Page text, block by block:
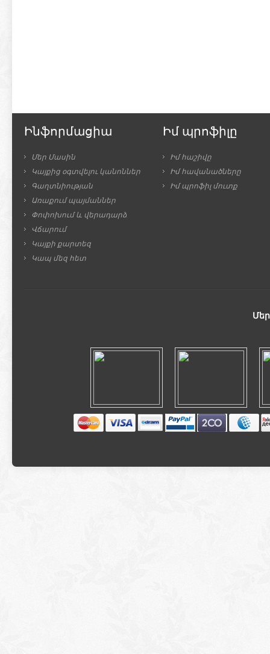
Ինֆորմացիա
Մեր Մասին
Կայքից օգտվելու կանոններ
Գաղտնիության
Առաքում պայմաններ
Փոփոխում և վերադարձ
Վճարում
Կայքի քարտեզ
Կապ մեզ հետ
Իմ պրոֆիլը
Իմ հաշիվը
Իմ հավանածները
Իմ պրոֆիլ մուտք